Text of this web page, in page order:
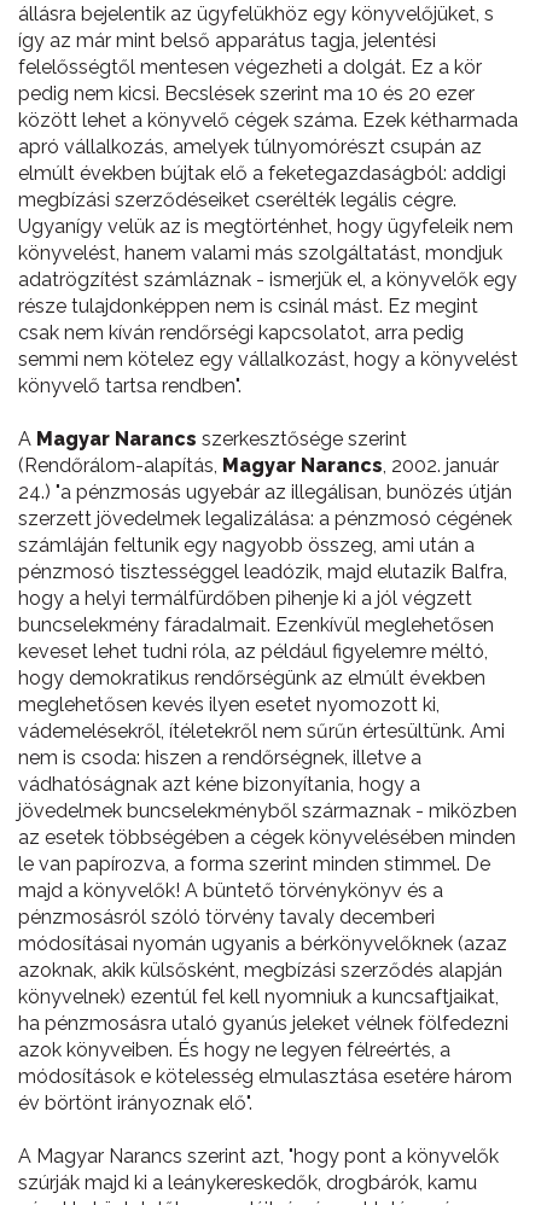
állásra bejelentik az ügyfelükhöz egy könyvelőjüket, s
így az már mint belső apparátus tagja, jelentési
felelősségtől mentesen végezheti a dolgát. Ez a kör
pedig nem kicsi. Becslések szerint ma 10 és 20 ezer
között lehet a könyvelő cégek száma. Ezek kétharmada
apró vállalkozás, amelyek túlnyomórészt csupán az
elmúlt években bújtak elő a feketegazdaságból: addigi
megbízási szerződéseiket cserélték legális cégre.
Ugyanígy velük az is megtörténhet, hogy ügyfeleik nem
könyvelést, hanem valami más szolgáltatást, mondjuk
adatrögzítést számláznak - ismerjük el, a könyvelők egy
része tulajdonképpen nem is csinál mást. Ez megint
csak nem kíván rendőrségi kapcsolatot, arra pedig
semmi nem kötelez egy vállalkozást, hogy a könyvelést
könyvelő tartsa rendben".
A Magyar Narancs szerkesztősége szerint
(Rendőrálom-alapítás, Magyar Narancs, 2002. január
24.) "a pénzmosás ugyebár az illegálisan, bunözés útján
szerzett jövedelmek legalizálása: a pénzmosó cégének
számláján feltunik egy nagyobb összeg, ami után a
pénzmosó tisztességgel leadózik, majd elutazik Balfra,
hogy a helyi termálfürdőben pihenje ki a jól végzett
buncselekmény fáradalmait. Ezenkívül meglehetősen
keveset lehet tudni róla, az például figyelemre méltó,
hogy demokratikus rendőrségünk az elmúlt években
meglehetősen kevés ilyen esetet nyomozott ki,
vádemelésekről, ítéletekről nem sűrűn értesültünk. Ami
nem is csoda: hiszen a rendőrségnek, illetve a
vádhatóságnak azt kéne bizonyítania, hogy a
jövedelmek buncselekményből származnak - miközben
az esetek többségében a cégek könyvelésében minden
le van papírozva, a forma szerint minden stimmel. De
majd a könyvelők! A büntető törvénykönyv és a
pénzmosásról szóló törvény tavaly decemberi
módosításai nyomán ugyanis a bérkönyvelőknek (azaz
azoknak, akik külsősként, megbízási szerződés alapján
könyvelnek) ezentúl fel kell nyomniuk a kuncsaftjaikat,
ha pénzmosásra utaló gyanús jeleket vélnek fölfedezni
azok könyveiben. És hogy ne legyen félreértés, a
módosítások e kötelesség elmulasztása esetére három
év börtönt irányoznak elő".
A Magyar Narancs szerint azt, "hogy pont a könyvelők
szúrják majd ki a leánykereskedők, drogbárók, kamu